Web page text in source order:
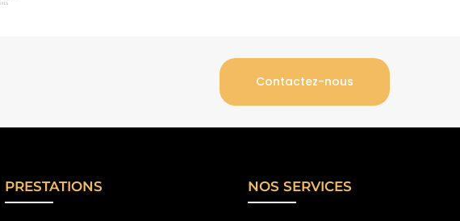
Contactez-nous
PRESTATIONS NOS SERVICES